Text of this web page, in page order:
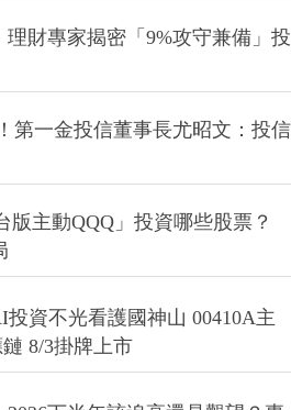
財專家揭密「9%攻守兼備」投
第一金投信董事長尤昭文：投信
版主動QQQ」投資哪些股票？
資不光看護國神山 00410A主
8/3掛牌上市